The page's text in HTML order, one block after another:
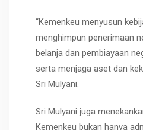
“Kemenkeu menyusun
menghimpun penerimaan
belanja dan pembiayaan
serta menjaga aset dan
Sri Mulyani.
Sri Mulyani juga
Kemenkeu bukan hanya